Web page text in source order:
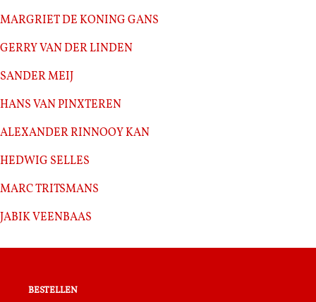
Margriet de Koning Gans
Gerry van der Linden
Sander Meij
Hans van Pinxteren
Alexander Rinnooy Kan
Hedwig Selles
Marc Tritsmans
Jabik Veenbaas
bestellen